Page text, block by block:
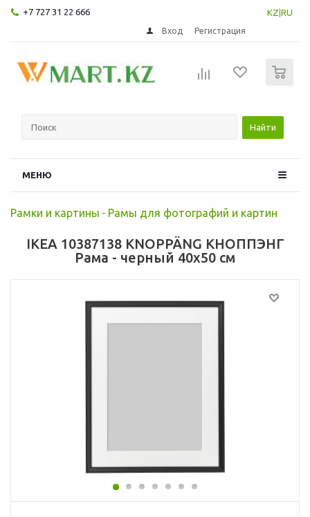
+7 727 31 22 666 KZ RU
Вход Регистрация
Найти
МЕНЮ
Рамки и картины - Рамы для фотографий и картин
IKEA 10387138 KNOPPÄNG КНОППЭНГ
Рама - черный 40x50 см